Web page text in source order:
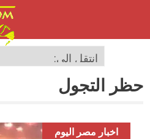
حظر التجول
اخبار مصر اليوم